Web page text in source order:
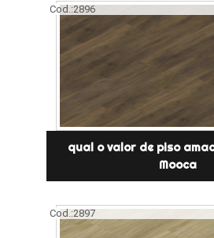
Cod.:2896
qual o valor de piso
Mooca
Cod.:2897